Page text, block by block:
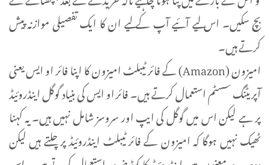
بچ سکیں۔ اس لیے آئیے آپ کے لیے ان کا ایک تفصیلی موازنہ پیش
کرتے ہیں۔
امیزون (Amazon) کے فائر ٹیبلٹ امیزون کا اپنا فائر او ایس یعنی
آپریٹنگ سسٹم استعمال کرتے ہیں۔ فائر او ایس کی بنیاد گوگل اینڈروئیڈ
پر ہے لیکن اس میں گوگل کی ایپ اور سروسز شامل نہیں ہیں۔ یہ کہنا
ٹھیک نہیں ہوگا کہ امیزون کے فائر ٹیبلٹ اینڈروئیڈ پر چلتے ہیں لیکن